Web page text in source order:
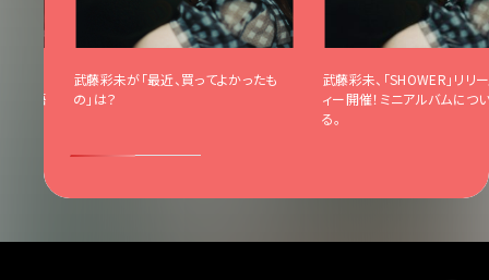
全曲語
武藤彩未が「最近、買ってよかったも
の」は？
武藤彩未、「SHOWER」リリ
ィー開催！ミニアルバムにつ
る。